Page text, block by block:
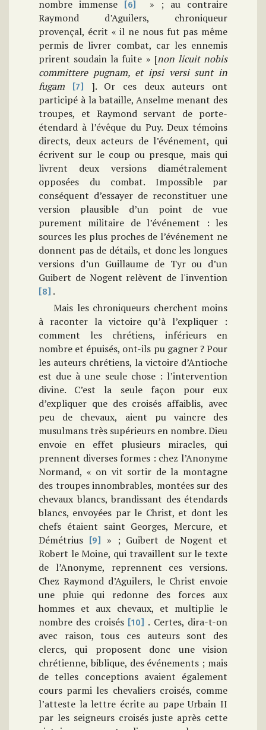
nombre immense [6]
» ; au contraire
Raymond d’Aguilers, chroniqueur
provençal, écrit « il ne nous fut pas même
permis de livrer combat, car les ennemis
prirent soudain la fuite » [non licuit nobis
committere pugnam, et ipsi versi sunt in
fugam
[7]
]. Or ces deux auteurs ont
participé à la bataille, Anselme menant des
troupes, et Raymond servant de porte-
étendard à l’évêque du Puy. Deux témoins
directs, deux acteurs de l’événement, qui
écrivent sur le coup ou presque, mais qui
livrent deux versions diamétralement
opposées du combat. Impossible par
conséquent d’essayer de reconstituer une
version plausible d’un point de vue
purement militaire de l’événement : les
sources les plus proches de l’événement ne
donnent pas de détails, et donc les longues
versions d’un Guillaume de Tyr ou d’un
Guibert de Nogent relèvent de l'invention
[8] .
Mais les chroniqueurs cherchent moins
à raconter la victoire qu’à l’expliquer :
comment les chrétiens, inférieurs en
nombre et épuisés, ont-ils pu gagner ? Pour
les auteurs chrétiens, la victoire d’Antioche
est due à une seule chose : l’intervention
divine. C’est la seule façon pour eux
d’expliquer que des croisés affaiblis, avec
peu de chevaux, aient pu vaincre des
musulmans très supérieurs en nombre. Dieu
envoie en effet plusieurs miracles, qui
prennent diverses formes : chez l’Anonyme
Normand, « on vit sortir de la montagne
des troupes innombrables, montées sur des
chevaux blancs, brandissant des étendards
blancs, envoyées par le Christ, et dont les
chefs étaient saint Georges, Mercure, et
Démétrius
[9]
» ; Guibert de Nogent et
Robert le Moine, qui travaillent sur le texte
de l’Anonyme, reprennent ces versions.
Chez Raymond d’Aguilers, le Christ envoie
une pluie qui redonne des forces aux
hommes et aux chevaux, et multiplie le
nombre des croisés [10] . Certes, dira-t-on
avec raison, tous ces auteurs sont des
clercs, qui proposent donc une vision
chrétienne, biblique, des événements ; mais
de telles conceptions avaient également
cours parmi les chevaliers croisés, comme
l’atteste la lettre écrite au pape Urbain II
par les seigneurs croisés juste après cette